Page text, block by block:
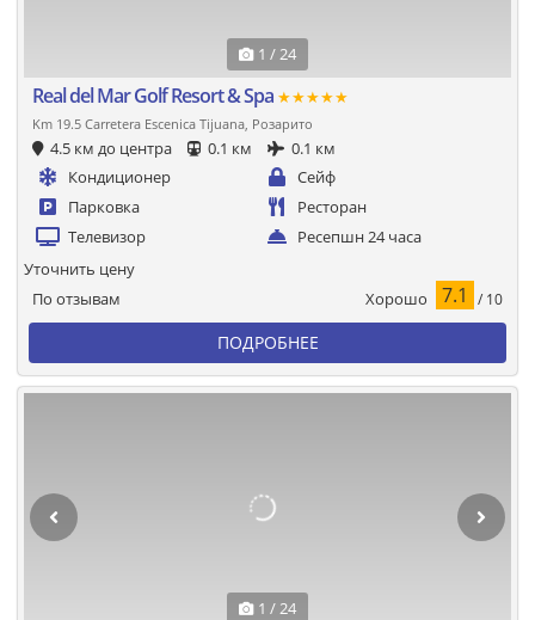
1 / 24
Real del Mar Golf Resort & Spa ★★★★★
Km 19.5 Carretera Escenica Tijuana, Розарито
4.5 км до центра 0.1 км
0.1 км
Кондиционер
Сейф
Парковка
Ресторан
Телевизор
Ресепшн 24 часа
По отзывам Хорошо 7.1 / 10
Уточнить цену
ПОДРОБНЕЕ
1 / 24